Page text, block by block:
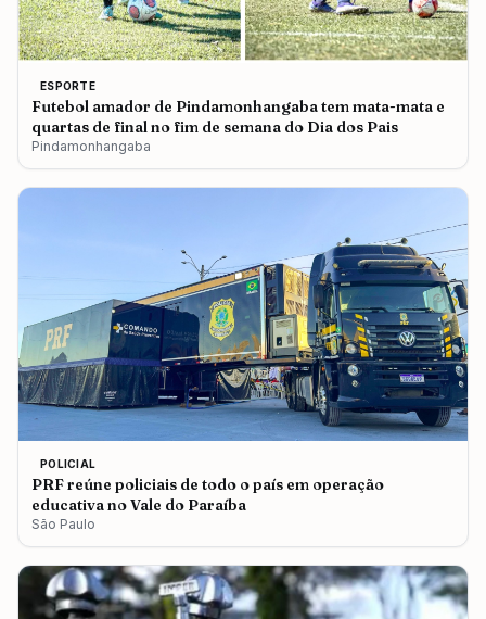
ESPORTE
Futebol amador de Pindamonhangaba tem mata-mata e
quartas de final no fim de semana do Dia dos Pais
Pindamonhangaba
POLICIAL
PRF reúne policiais de todo o país em operação
educativa no Vale do Paraíba
São Paulo